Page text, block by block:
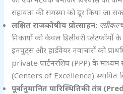
सहायता की समस्या को दूर किया जा
लक्षित राजकोषीय प्रोत्साहन:
निकायों को केवल डिलीवरी
इनपुट्स और हार्डवेयर नवाचारों को
private पार्टनरशिप (PPP) के माध्यम से
(Centers of Excellence) स्थापित
पूर्वानुमानित पारिस्थितिकी तंत्र